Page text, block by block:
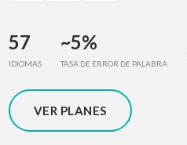
57
IDIOMAS
~5%
TASA DE ERROR DE PALABRA
VER PLANES